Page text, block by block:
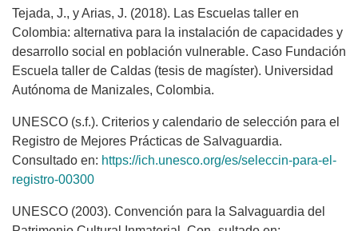
Tejada, J., y Arias, J. (2018). Las Escuelas taller en
Colombia: alternativa para la instalación de capacidades y
desarrollo social en población vulnerable. Caso Fundación
Escuela taller de Caldas (tesis de magíster). Universidad
Autónoma de Manizales, Colombia.
UNESCO (s.f.). Criterios y calendario de selección para el
Registro de Mejores Prácticas de Salvaguardia.
Consultado en: https://ich.unesco.org/es/seleccin-para-el-
registro-00300
UNESCO (2003). Convención para la Salvaguardia del